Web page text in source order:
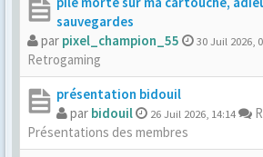
sauvegardes
par pixel_champion_55 30 Juil 2026,
Retrogaming
présentation bidouil
par bidouil 26 Juil 2026, 14:14
Présentations des membres